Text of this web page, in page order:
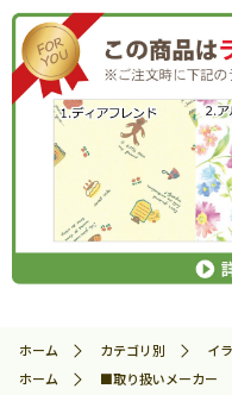
ホーム カテゴリ別 イ
ホーム
■取り扱いメーカー